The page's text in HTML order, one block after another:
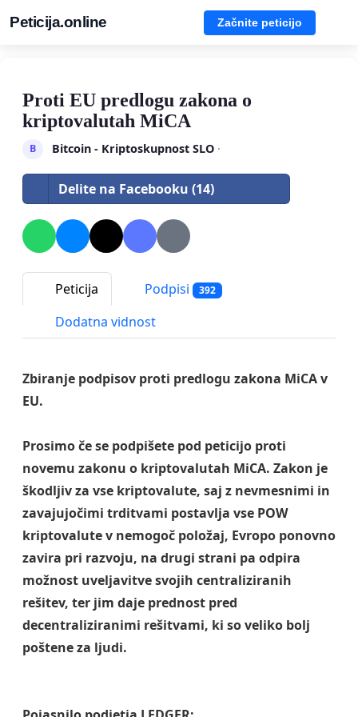
Peticija.online Začnite peticijo
Proti EU predlogu zakona o
kriptovalutah MiCA
B Bitcoin - Kriptoskupnost SLO·
Delite na Facebooku (14)
Peticija Podpisi 392
Dodatna vidnost
Zbiranje podpisov proti predlogu zakona MiCA v
EU.
Prosimo če se podpišete pod peticijo proti
novemu zakonu o kriptovalutah MiCA. Zakon je
škodljiv za vse kriptovalute, saj z nevmesnimi in
zavajujočimi trditvami postavlja vse POW
kriptovalute v nemogoč položaj, Evropo ponovno
zavira pri razvoju, na drugi strani pa odpira
možnost uveljavitve svojih centraliziranih
rešitev, ter jim daje prednost pred
decentraliziranimi rešitvami, ki so veliko bolj
poštene za ljudi.